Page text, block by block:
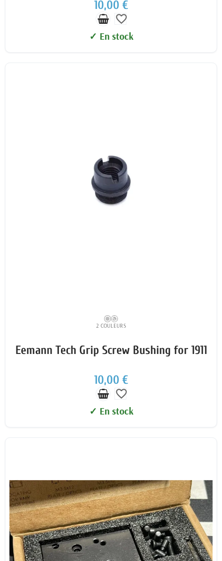
10,00 €
favorite_border
✓ En stock
2 COULEURS
Eemann Tech Grip Screw Bushing for 1911
10,00 €
favorite_border
✓ En stock